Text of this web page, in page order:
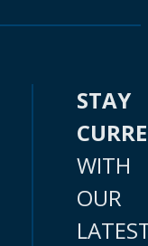
STAY
WITH
OUR